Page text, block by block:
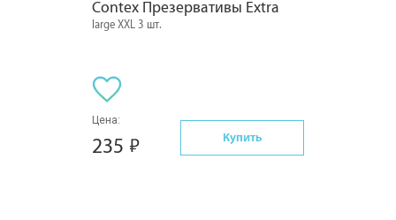
Contex Презервативы Extra
large XXL 3 шт.
Цена:
235 Купить